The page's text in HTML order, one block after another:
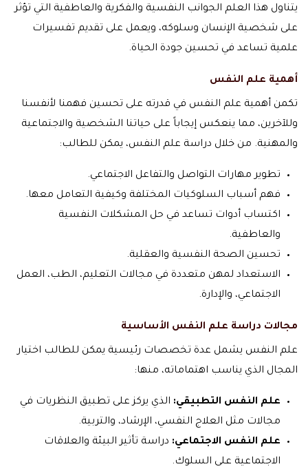
يتناول هذا العلم الجوانب النفسية والفكرية والعاطفية التي تؤثر
على شخصية الإنسان وسلوكه، ويعمل على تقديم تفسيرات
علمية تساعد في تحسين جودة الحياة.
أهمية علم النفس
تكمن أهمية علم النفس في قدرته على تحسين فهمنا لأنفسنا
وللآخرين، مما ينعكس إيجاباً على حياتنا الشخصية والاجتماعية
والمهنية. من خلال دراسة علم النفس، يمكن للطالب:
تطوير مهارات التواصل والتفاعل الاجتماعي.
فهم أسباب السلوكيات المختلفة وكيفية التعامل معها.
اكتساب أدوات تساعد في حل المشكلات النفسية
والعاطفية.
تحسين الصحة النفسية والعقلية.
الاستعداد لمهن متعددة في مجالات التعليم، الطب، العمل
الاجتماعي، والإدارة.
مجالات دراسة علم النفس الأساسية
علم النفس يشمل عدة تخصصات رئيسية يمكن للطالب اختيار
المجال الذي يناسب اهتماماته، منها:
علم النفس التطبيقي: الذي يركز على تطبيق النظريات في
مجالات مثل العلاج النفسي، الإرشاد، والتربية.
علم النفس الاجتماعي: دراسة تأثير البيئة والعلاقات
الاجتماعية على السلوك.